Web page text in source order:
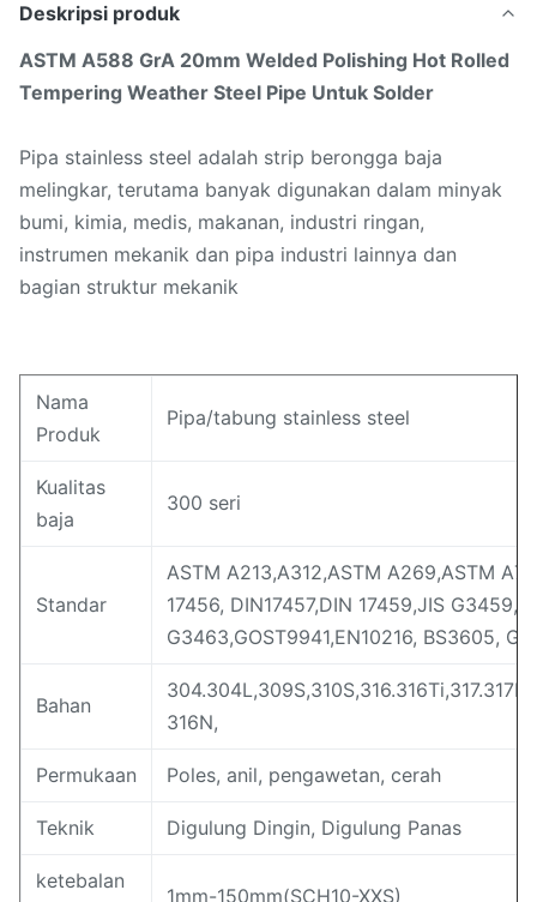
Deskripsi produk
ASTM A588 GrA 20mm Welded Polishing Hot Rolled
Tempering Weather Steel Pipe Untuk Solder
Pipa stainless steel adalah strip berongga baja
melingkar, terutama banyak digunakan dalam minyak
bumi, kimia, medis, makanan, industri ringan,
instrumen mekanik dan pipa industri lainnya dan
bagian struktur mekanik
Nama
Produk
Pipa/tabung stainless steel
Kualitas
baja
300 seri
Standar
ASTM A213,A312,ASTM A269,ASTM
17456, DIN17457,DIN 17459,JIS
G3463,GOST9941,EN10216, BS3605,
Bahan
316N,
Permukaan Poles, anil, pengawetan, cerah
Teknik Digulung Dingin, Digulung Panas
ketebalan
1mm-150mm(SCH10-XXS)